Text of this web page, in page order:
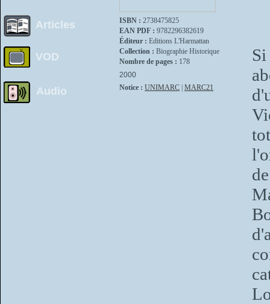
Articles
VOD
Audio
ISBN : 2738475825
EAN PDF : 9782296382619
Éditeur : Editions L'Harmattan
Collection : Biographie Historique
Nombre de pages : 178
2000
Notice : UNIMARC MARC21